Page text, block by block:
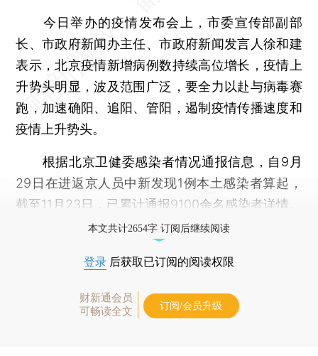
今日举办的疫情发布会上，市委宣传部副部
长、市政府新闻办主任、市政府新闻发言人徐和建
表示，北京疫情新增病例数持续高位增长，疫情上
升势头明显，波及范围广泛，要全力以赴与病毒赛
跑，加速确阳、追阳、管阳，遏制疫情传播速度和
疫情上升势头。
根据北京卫健委感染者情况通报信息，自9月
29日在进返京人员中新发现1例本土感染者算起，
截至11月23日，已累计通报9100余名感染者详情。
本文共计2654字 订阅后继续阅读
登录 后获取已订阅的阅读权限
财新通会员
可畅读全文
订阅/会员升级